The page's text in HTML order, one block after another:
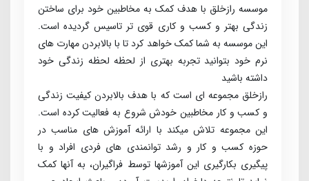
موسسه رازخلق با هدف کمک به مخاطبین خود برای ساختن
زندگی بهتر و کسب و کاری قوی تر تاسیس گردیده است.
این موسسه به شما کمک خواهد کرد تا با بالابردن مهارت های
نرم خود بتوانید تجربه بهتری از لحظه لحظه زندگی خود
داشته باشید
راز­خلق مجموعه­ ای است که با هدف بالابردن کیفیت زندگی
و کسب ­و ­کار مخاطبین خودش شروع به فعالیت کرده است.
این مجموعه تلاش می­کند با ارائه آموزش­ های مناسب در
حوزه کسب­ و کار و رشد توانمندی ­های فردی افراد و با
پیگیری بکارگیری این آموزش­ها توسط فراگیران، به آنها کمک